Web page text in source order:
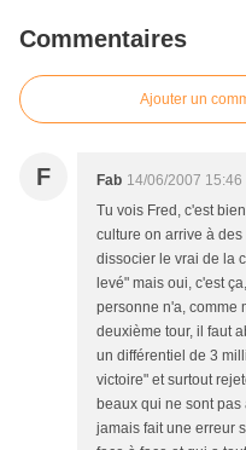
Commentaires
Ajouter un
F Fab 14/06/2007 15:46
Tu vois Fred, c'est
culture on arrive à
dissocier le vrai de la
levé" mais oui, c'est
personne n'a, comme
deuxième tour, il faut
un différentiel de 3
victoire" et surtout
beaux qui ne sont
jamais fait une erreur